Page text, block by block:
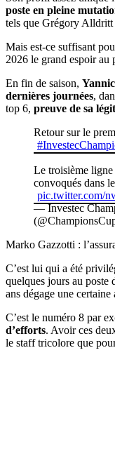
poste en pleine
tels que Grégory Alldritt
Mais est-ce suffisant
2026 le grand espoir au
En fin de saison,
dernières journées,
top 6, preuve de sa
Retour sur le
Le troisième
convoqués dans
pic.twitter.com/
— Investec
Marko Gazzotti :
C’est lui qui a été
quelques jours au poste
ans dégage une
C’est le numéro 8 par
d’efforts. Avoir ces
le staff tricolore que